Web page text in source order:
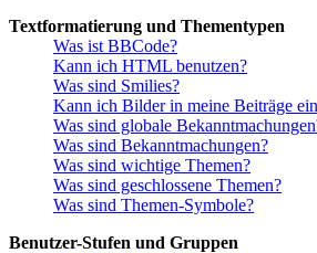
Textformatierung und Thementypen
Was ist BBCode?
Kann ich HTML benutzen?
Was sind Smilies?
Kann ich Bilder in meine Beiträge
Was sind globale
Was sind Bekanntmachungen?
Was sind wichtige Themen?
Was sind geschlossene Themen?
Was sind Themen-Symbole?
Benutzer-Stufen und Gruppen